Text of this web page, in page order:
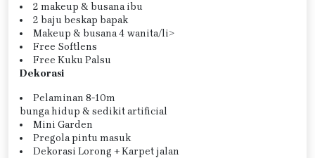
2 makeup & busana ibu
2 baju beskap bapak
Makeup & busana 4 wanita/li>
Free Softlens
Free Kuku Palsu
Dekorasi
Pelaminan 8-10m
bunga hidup & sedikit artificial
Mini Garden
Pregola pintu masuk
Dekorasi Lorong + Karpet jalan